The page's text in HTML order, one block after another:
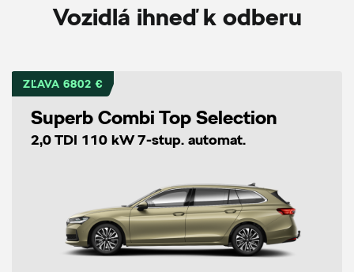
Vozidlá ihneď k odberu
ZĽAVA 6802 €
Superb Combi Top Selection
2,0 TDI 110 kW 7-stup. automat.